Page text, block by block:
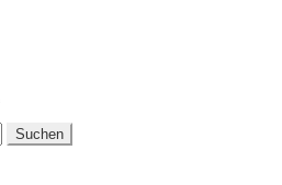
Suchen